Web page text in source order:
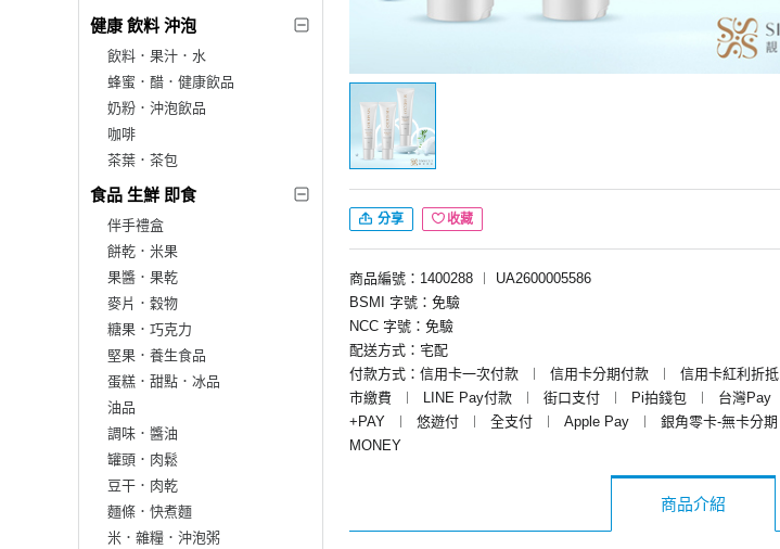
健康 飲料 沖泡
飲料．果汁．水
蜂蜜．醋．健康飲品
奶粉．沖泡飲品
咖啡
茶葉．茶包
食品 生鮮 即食
伴手禮盒
餅乾．米果
果醬．果乾
麥片．穀物
糖果．巧克力
堅果．養生食品
蛋糕．甜點．冰品
油品
調味．醬油
罐頭．肉鬆
豆干．肉乾
麵條．快煮麵
米．雜糧．沖泡粥
分享 收藏
商品編號：1400288 ︱
UA2600005586
BSMI 字號：免驗
NCC 字號：免驗
配送方式：宅配
付款方式：信用卡一次付款
︱ 信用卡分期付款 ︱ 信用卡紅利折抵
市繳費
︱ LINE Pay付款 ︱ 街口支付 ︱ Pi拍錢包 ︱ 台灣Pay
+PAY
︱ 悠遊付 ︱ 全支付 ︱ Apple Pay ︱ 銀角零卡-無卡分期
MONEY
商品介紹